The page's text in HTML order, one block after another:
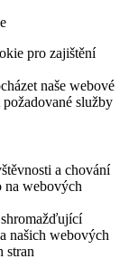
pro zajištění
naše webové
služby
a chování
na webových
našich webových
stran